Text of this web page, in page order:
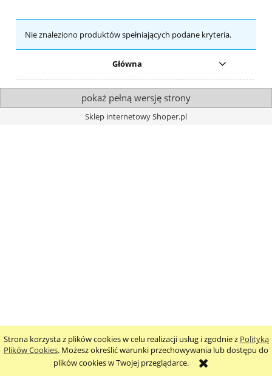
Strona korzysta z plików cookies w celu realizacji usług i zgodnie z Polityką
Plików Cookies. Możesz określić warunki przechowywania lub dostępu do
plików cookies w Twojej przeglądarce.
Nie znaleziono produktów spełniających podane kryteria.
Główna
pokaż pełną wersję strony
Sklep internetowy Shoper.pl